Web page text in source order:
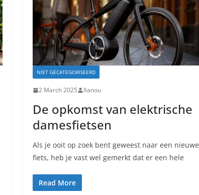
NIET GECATEGORISEERD
2 March 2025 Xanou
De opkomst van elektrische
damesfietsen
Als je ooit op zoek bent geweest naar een nieuwe
fiets, heb je vast wel gemerkt dat er een hele
Read More